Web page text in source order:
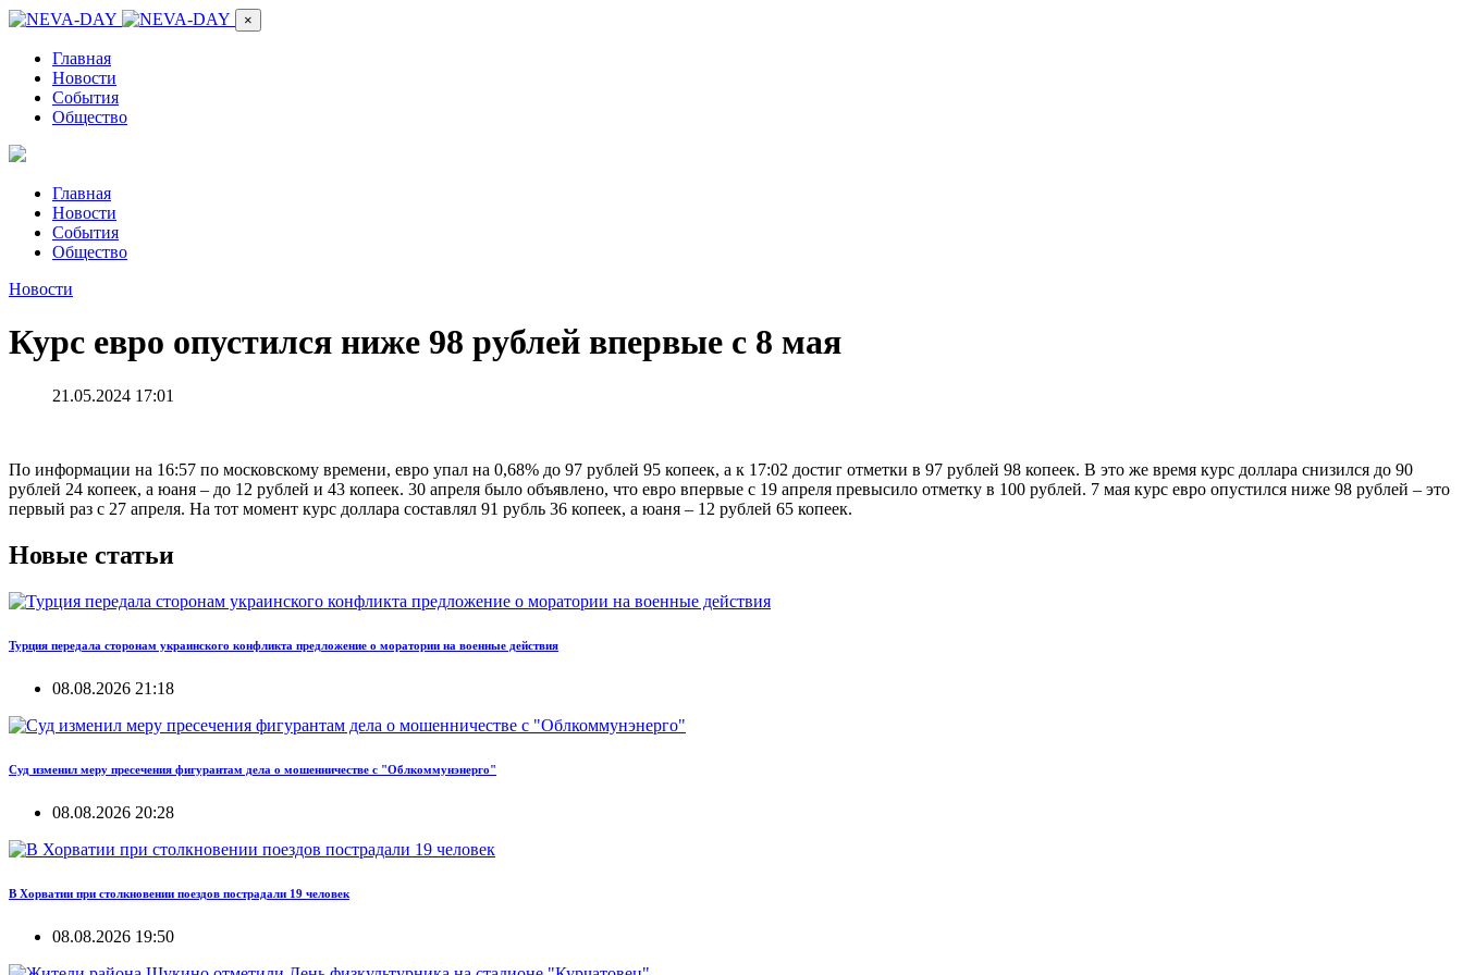
×
Главная
Новости
События
Общество
Главная
Новости
События
Общество
Новости
Курс евро опустился ниже 98 рублей впервые с 8 мая
21.05.2024 17:01
По информации на 16:57 по московскому времени, евро упал на 0,68% до 97 рублей 95 копеек, а к 17:02 достиг отметки в 97 рублей 98 копеек. В это же время курс доллара снизился до 90
рублей 24 копеек, а юаня – до 12 рублей и 43 копеек. 30 апреля было объявлено, что евро впервые с 19 апреля превысило отметку в 100 рублей. 7 мая курс евро опустился ниже 98 рублей – это
первый раз с 27 апреля. На тот момент курс доллара составлял 91 рубль 36 копеек, а юаня – 12 рублей 65 копеек.
Новые статьи
Турция передала сторонам украинского конфликта предложение о моратории на военные действия
08.08.2026 21:18
Суд изменил меру пресечения фигурантам дела о мошенничестве с "Облкоммунэнерго"
08.08.2026 20:28
В Хорватии при столкновении поездов пострадали 19 человек
08.08.2026 19:50